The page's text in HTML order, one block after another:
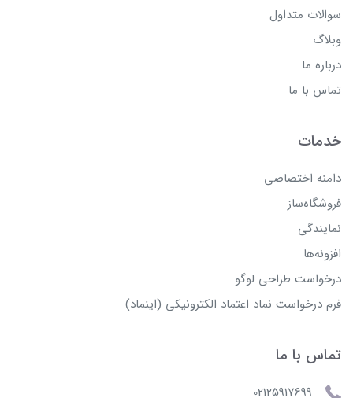
سوالات متداول
وبلاگ
درباره ما
تماس با ما
خدمات
دامنه اختصاصی
فروشگاه‌ساز
نمایندگی
افزونه‌ها
درخواست طراحی لوگو
فرم درخواست نماد اعتماد الکترونیکی (اینماد)
تماس با ما
02125917699